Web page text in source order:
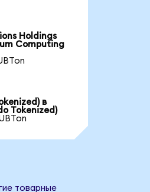
Holdings
Computing
в
Tokenized)
товарные